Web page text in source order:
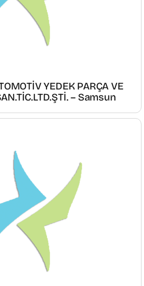
YEDEK PARÇA VE
– Samsun